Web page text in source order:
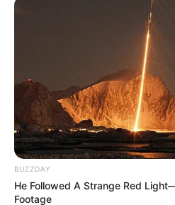
BUZZDAY
He Followed A Strange Red
Footage